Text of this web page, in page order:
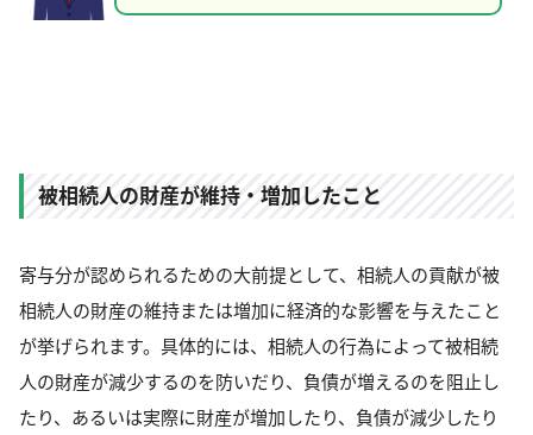
被相続人の財産が維持・増加したこと
寄与分が認められるための大前提として、相続人の貢献が被
相続人の財産の維持または増加に経済的な影響を与えたこと
が挙げられます。具体的には、相続人の行為によって被相続
人の財産が減少するのを防いだり、負債が増えるのを阻止し
たり、あるいは実際に財産が増加したり、負債が減少したり